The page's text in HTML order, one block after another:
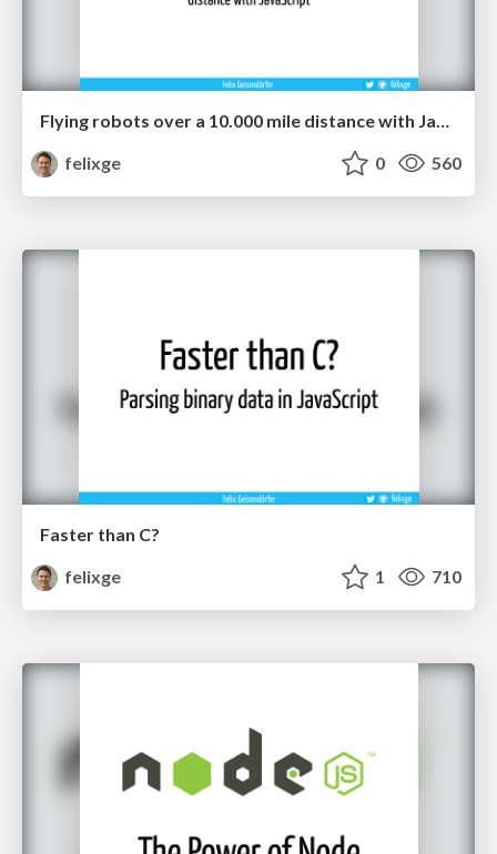
Flying robots over a 10.000 mile distance with JavaScript.
felixge
0 560
Faster than C?
felixge
1 710